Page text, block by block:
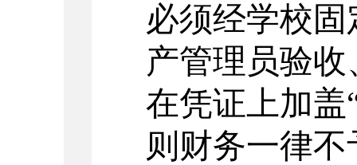
必须经学校
产管理员验
在凭证上加盖
则财务一律